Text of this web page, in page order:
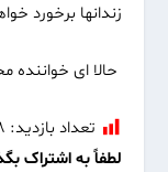
زندانها برخورد
حالا ای
تعداد بازدید:
لطفاً به اشتراک